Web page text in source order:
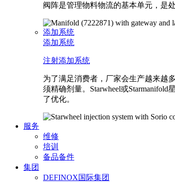
阀阵是管理物料物流的基本单元，是
添加系统
添加系统
注射添加系统
为了满足消费者，厂家会生产越来越
须精确剂量。Starwheel或
了优化。
服务
维修
培训
备品备件
集团
DEFINOX国际集团